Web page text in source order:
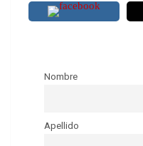
Nombre
Apellido